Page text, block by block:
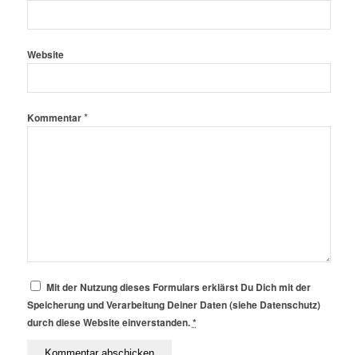
Website
Kommentar*
Mit der Nutzung dieses Formulars erklärst Du Dich mit der
Speicherung und Verarbeitung Deiner Daten (siehe Datenschutz)
durch diese Website einverstanden.*